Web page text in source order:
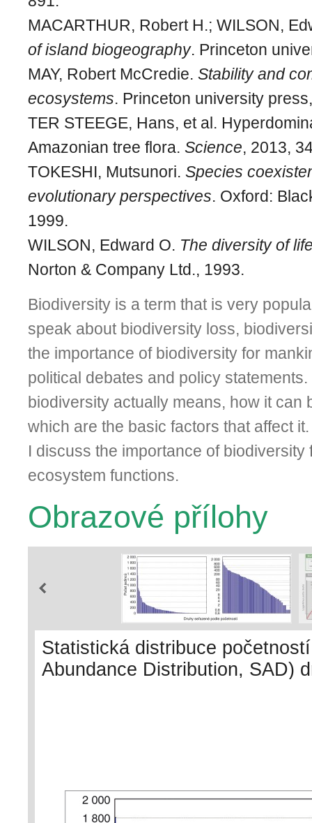
MACARTHUR, Robert H.; WILSON,
of island biogeography. Princeton
MAY, Robert McCredie. Stability and
ecosystems. Princeton university
TER STEEGE, Hans, et al.
Amazonian tree flora. Science, 2013,
TOKESHI, Mutsunori. Species
evolutionary perspectives. Oxford:
1999.
WILSON, Edward O. The diversity of
Norton & Company Ltd., 1993.
Biodiversity is a term that is very
speak about biodiversity loss,
the importance of biodiversity for
political debates and policy
biodiversity actually means, how it can
which are the basic factors that affect
I discuss the importance of biodiversity
ecosystem functions.
Obrazové přílohy
Statistická distribuce
Abundance Distribution, SAD)
druhů (pěnkava obecná –